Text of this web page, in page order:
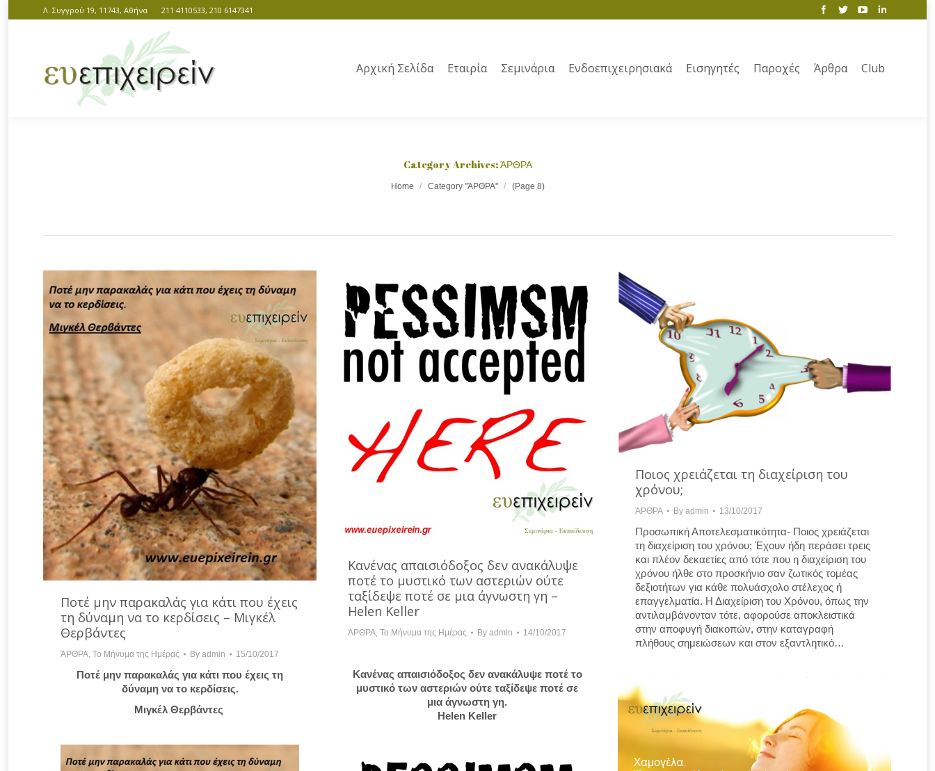
Λ. Συγγρού 19, 11743, Αθήνα 211 4110533, 210 6147341
Αρχική Σελίδα Εταιρία Σεμινάρια Ενδοεπιχειρησιακά Εισηγητές Παροχές Άρθρα Club
Category Archives:ΆΡΘΡΑ
Home Category "ΆΡΘΡΑ" (Page 8)
Ποτέ μην παρακαλάς για κάτι που έχεις
τη δύναμη να το κερδίσεις – Μιγκέλ
Θερβάντες
ΆΡΘΡΑ Το Μήνυμα της Ημέρας By admin 15/10/2017
Ποτέ μην παρακαλάς για κάτι που έχεις τη
δύναμη να το κερδίσεις.
Μιγκέλ Θερβάντες
Κανένας απαισιόδοξος δεν ανακάλυψε
ποτέ το μυστικό των αστεριών ούτε
ταξίδεψε ποτέ σε μια άγνωστη γη –
Helen Keller
ΆΡΘΡΑ, Το Μήνυμα της Ημέρας By admin 14/10/2017
Κανένας απαισιόδοξος δεν ανακάλυψε ποτέ το
μυστικό των αστεριών ούτε ταξίδεψε ποτέ σε
μια άγνωστη γη.
Helen Keller
Ποιος χρειάζεται τη διαχείριση του
χρόνου;
ΆΡΘΡΑ By admin 13/10/2017
Προσωπική Αποτελεσματικότητα- Ποιος χρειάζεται
τη διαχείριση του χρόνου; Έχουν ήδη περάσει τρεις
και πλέον δεκαετίες από τότε που η διαχείριση του
χρόνου ήλθε στο προσκήνιο σαν ζωτικός τομέας
δεξιοτήτων για κάθε πολυάσχολο στέλεχος ή
επαγγελματία. Η Διαχείριση του Χρόνου, όπως την
αντιλαμβάνονταν τότε, αφορούσε αποκλειστικά
στην αποφυγή διακοπών, στην καταγραφή
πλήθους σημειώσεων και στον εξαντλητικό…